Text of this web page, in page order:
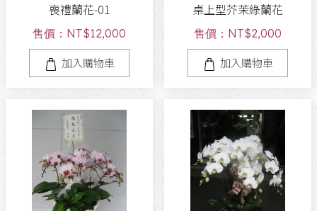
喪禮蘭花-01
售價：NT$12,000
加入購物車
桌上型芥茉綠蘭花
售價：NT$2,000
加入購物車